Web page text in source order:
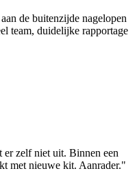
de buitenzijde nagelopen
team, duidelijke rapportage
er zelf niet uit. Binnen een
met nieuwe kit. Aanrader."